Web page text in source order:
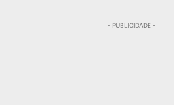
- PUBLICIDADE -